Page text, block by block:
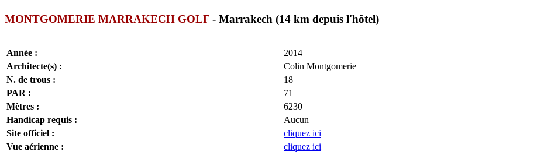
MONTGOMERIE MARRAKECH GOLF - Marrakech (14 km depuis l'hôtel)
Année :
2014
Architecte(s) :
Colin Montgomerie
N. de trous :
18
PAR :
71
Mètres :
6230
Handicap requis :
Aucun
Site officiel :
cliquez ici
Vue aérienne :
cliquez ici